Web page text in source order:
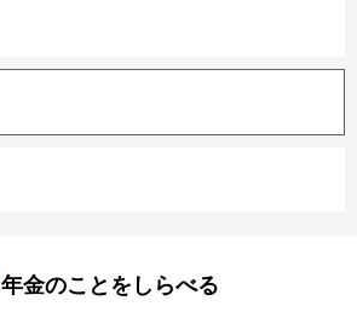
年金のことをしらべる